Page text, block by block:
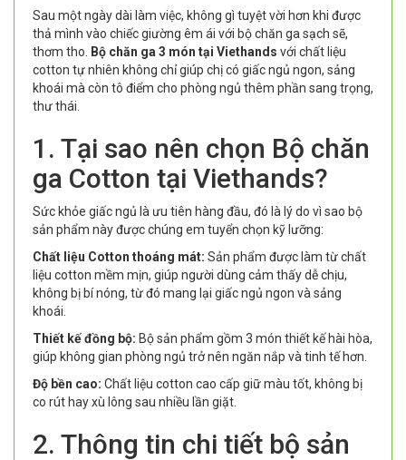
Sau một ngày dài làm việc, không gì tuyệt vời hơn khi được
thả mình vào chiếc giường êm ái với bộ chăn ga sạch sẽ,
thơm tho. Bộ chăn ga 3 món tại Viethands với chất liệu
cotton tự nhiên không chỉ giúp chị có giấc ngủ ngon, sảng
khoái mà còn tô điểm cho phòng ngủ thêm phần sang trọng,
thư thái.
1. Tại sao nên chọn Bộ chăn
ga Cotton tại Viethands?
Sức khỏe giấc ngủ là ưu tiên hàng đầu, đó là lý do vì sao bộ
sản phẩm này được chúng em tuyển chọn kỹ lưỡng:
Chất liệu Cotton thoáng mát: Sản phẩm được làm từ chất
liệu cotton mềm mịn, giúp người dùng cảm thấy dễ chịu,
không bị bí nóng, từ đó mang lại giấc ngủ ngon và sảng
khoái.
Thiết kế đồng bộ: Bộ sản phẩm gồm 3 món thiết kế hài hòa,
giúp không gian phòng ngủ trở nên ngăn nắp và tinh tế hơn.
Độ bền cao: Chất liệu cotton cao cấp giữ màu tốt, không bị
co rút hay xù lông sau nhiều lần giặt.
2. Thông tin chi tiết bộ sản